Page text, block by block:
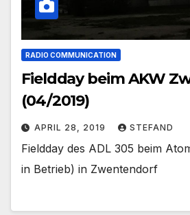
RADIO COMMUNICATION
Fieldday beim AKW
(04/2019)
APRIL 28, 2019 STEFAND
Fieldday des ADL 305 beim
in Betrieb) in Zwentendorf